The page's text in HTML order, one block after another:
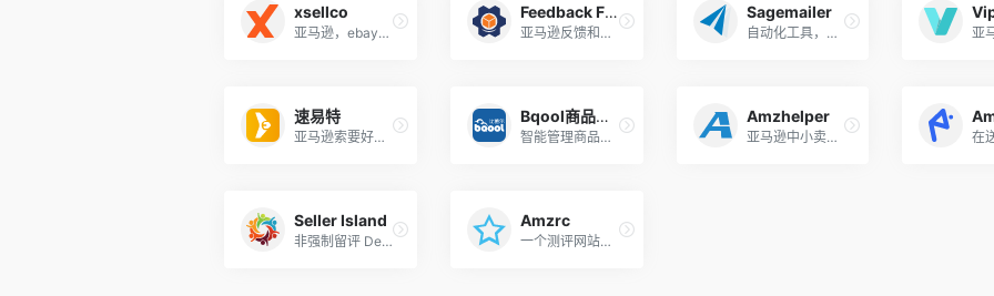
xsellco
亚马逊，ebay的review工具，28天免费
Feedback Five
亚马逊反馈和产品评论管理 的最佳在线工具
Sagemailer
自动化工具，可以免费试用21天
速易特
亚马逊索要好评，催评软件
Bqool商品评论软件
智能管理商品评论，部分找出差评评论的订单
Amzhelper
亚马逊中小卖家必用工具 选品 / VP测评 / PPC分析
Seller Island
非强制留评 Deals 网站 + 卖家反馈软件-自动索取亚马逊review和Feedback
Amzrc
一个测评网站，每个月20刀，随意发测评